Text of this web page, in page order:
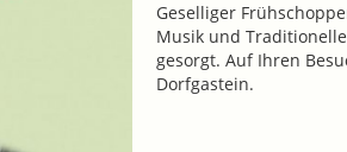
Geselliger
Musik und
gesorgt. Auf Ihren
Dorfgastein.